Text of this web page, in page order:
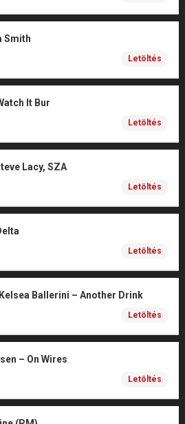
Smith
Letöltés
It Bur
Letöltés
Lacy, SZA
Letöltés
Letöltés
Ballerini – Another Drink
Letöltés
– On Wires
Letöltés